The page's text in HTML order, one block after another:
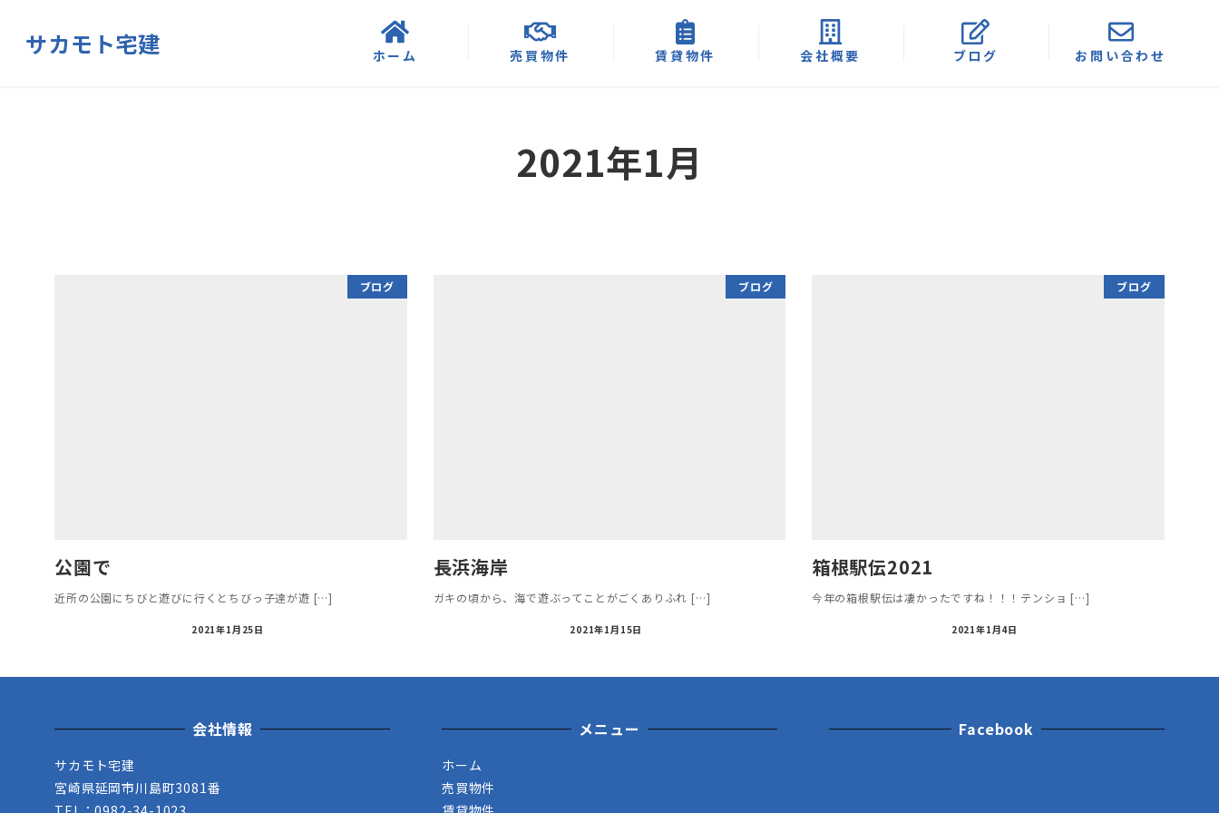
サカモト宅建 ホーム 売買物件 賃貸物件 会社概要 ブログ お問い合わせ
2021年1月
ブログ
公園で
近所の公園にちびと遊びに行くとちびっ子達が遊 […]
2021年1月25日
ブログ
長浜海岸
ガキの頃から、海で遊ぶってことがごくありふれ […]
2021年1月15日
ブログ
箱根駅伝2021
今年の箱根駅伝は凄かったですね！！！テンショ […]
2021年1月4日
会社情報
サカモト宅建
宮崎県延岡市川島町3081番
メニュー
ホーム
売買物件
Facebook